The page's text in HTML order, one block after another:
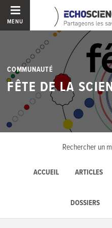
MENU
COMMUNAUTÉ
FÊTE DE LA
ACCUEIL ARTICLES
DOSSIERS